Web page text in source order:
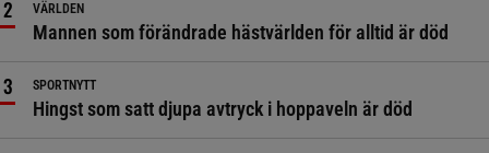
VÄRLDEN
Mannen som förändrade hästvärlden för alltid är död
SPORTNYTT
Hingst som satt djupa avtryck i hoppaveln är död